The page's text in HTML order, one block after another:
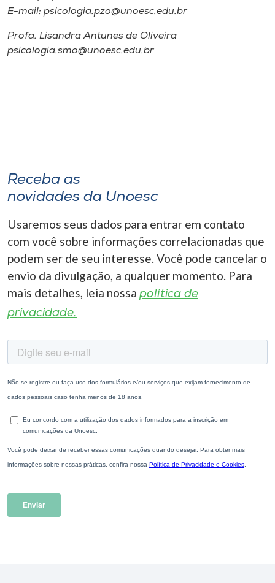
E-mail: psicologia.pzo@unoesc.edu.br
Profa. Lisandra Antunes de Oliveira
psicologia.smo@unoesc.edu.br
Receba as
novidades da Unoesc
Usaremos seus dados para entrar em contato
com você sobre informações correlacionadas que
podem ser de seu interesse. Você pode cancelar o
envio da divulgação, a qualquer momento. Para
mais detalhes, leia nossa política de
privacidade.